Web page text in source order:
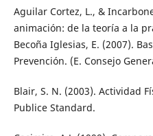
Aguilar Cortez, L., &
animación: de la teoría a la
Becoña Iglesias, E. (2007).
Prevención. (E. Consejo
Blair, S. N. (2003). Actividad
Publice Standard.